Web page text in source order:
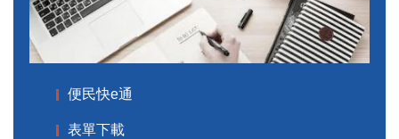
便民快e通
表單下載